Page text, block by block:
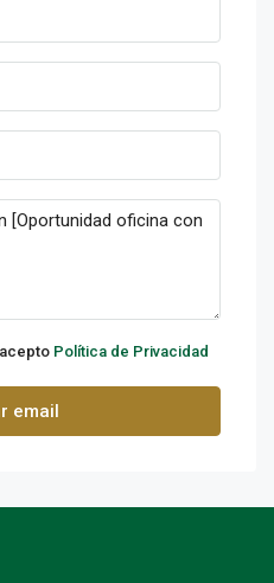
Política de Privacidad
email